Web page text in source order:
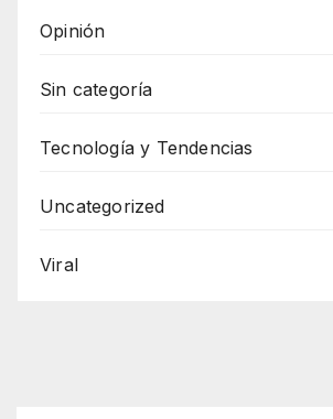
Opinión
Sin categoría
Tecnología y Tendencias
Uncategorized
Viral